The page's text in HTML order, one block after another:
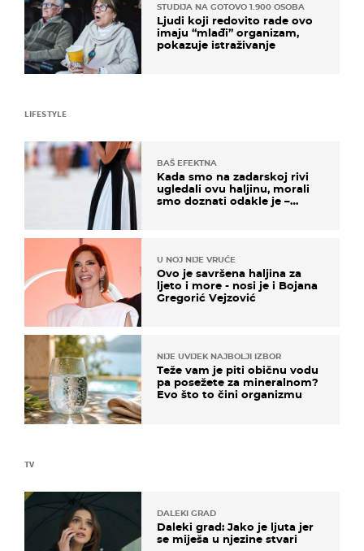
STUDIJA NA GOTOVO 1.900 OSOBA
Ljudi koji redovito rade ovo
imaju “mlađi” organizam,
pokazuje istraživanje
TV
DALEKI GRAD
Daleki grad: Jako je ljuta jer
se miješa u njezine stvari
LIFESTYLE
BAŠ EFEKTNA
Kada smo na zadarskoj rivi
ugledali ovu haljinu, morali
smo doznati odakle je –
U NOJ NIJE VRUĆE
Ovo je savršena haljina za
ljeto i more - nosi je i Bojana
Gregorić Vejzović
NIJE UVIJEK NAJBOLJI IZBOR
Teže vam je piti običnu vodu
pa posežete za mineralnom?
Evo što to čini organizmu